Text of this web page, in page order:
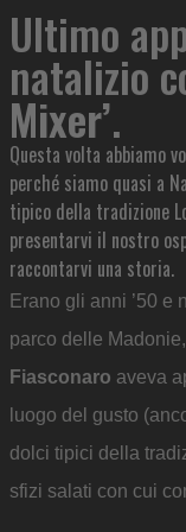
Ultimo
natalizio
Mixer’.
Questa volta abbiamo
perché siamo quasi a
tipico della tradizione
presentarvi il nostro
raccontarvi una storia.
Erano gli anni ’50 e
parco delle
Fiasconaro aveva
luogo del gusto
dolci tipici della
sfizi salati con cui